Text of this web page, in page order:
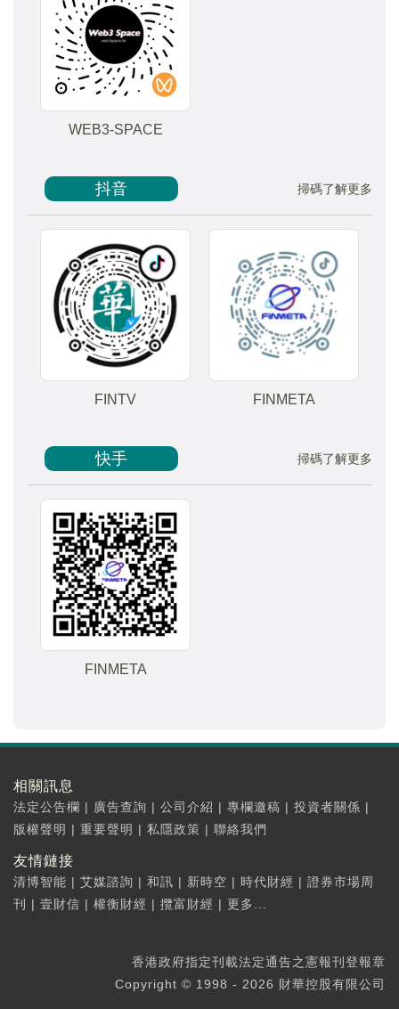
WEB3-SPACE
抖音 掃碼了解更多
FINTV FINMETA
快手 掃碼了解更多
FINMETA
相關訊息
法定公告欄 | 廣告查詢 | 公司介紹 | 專欄邀稿 | 投資者關係 |
版權聲明 | 重要聲明 | 私隱政策 | 聯絡我們
友情鏈接
清博智能 | 艾媒諮詢 | 和訊 | 新時空 | 時代財經 | 證券市場周
刊
| 壹財信 | 權衡財經 | 攬富財經 | 更多...
香港政府指定刊載法定通告之憲報刊登報章
Copyright © 1998 - 2026 財華控股有限公司